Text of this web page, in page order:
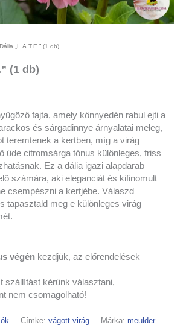
„L.A.T.E.” (1 db)
(1 db)
fajta, amely könnyedén rabul ejti a
és sárgadinnye árnyalatai meleg,
teremtenek a kertben, míg a virág
üde citromsárga tónus különleges, friss
Ez a dália igazi alapdarab
számára, aki eleganciát és kifinomult
csempészni a kertjébe. Válaszd
tapasztald meg e különleges virág
végén kezdjük, az előrendelések
szállítást kérünk választani,
nem csomagolható!
Címke: vágott virág Márka: meulder